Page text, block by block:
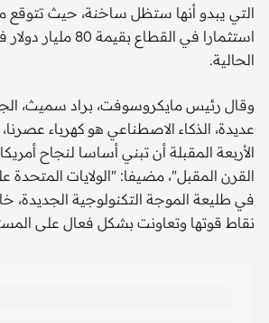
التي يبدو أنها ستظل ساخنة، حيث
استثمارا في القطاع
الحالية.
وقال رئيس مايكروسوفت، براد سميث،
عديدة، الذكاء الاصطناعي هو كهرباء
الأربعة المقبلة أن تبني أساسا لنجاح
القرن المقبل"، مضيفا: "الولايات
في طليعة الموجة التكنولوجية
نقاط قوتها وتعاونت بشكل فعال على